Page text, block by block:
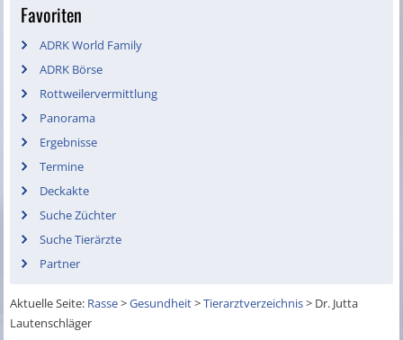
Favoriten
ADRK World Family
ADRK Börse
Rottweilervermittlung
Panorama
Ergebnisse
Termine
Deckakte
Suche Züchter
Suche Tierärzte
Partner
Aktuelle Seite: Rasse>Gesundheit>Tierarztverzeichnis> Dr. Jutta
Lautenschläger